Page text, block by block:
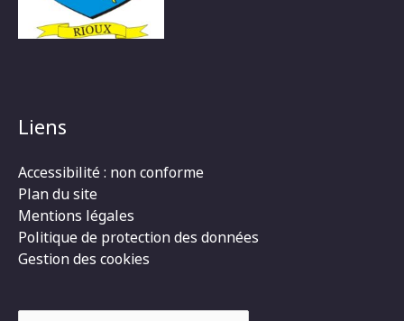
Liens
Accessibilité : non conforme
Plan du site
Mentions légales
Politique de protection des données
Gestion des cookies